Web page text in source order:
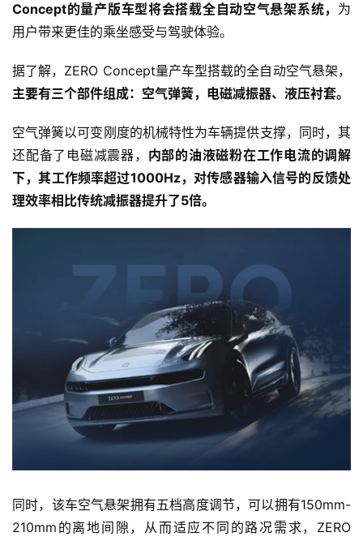
Concept的量产版车型将会搭载全自动空气悬架系统， 为
用户带来更佳的乘坐感受与驾驶体验。
据了解，ZERO Concept量产车型搭载的全自动空气悬架，
主要有三个部件组成：空气弹簧，电磁减振器、液压衬套。
空气弹簧以可变刚度的机械特性为车辆提供支撑，同时，其
还配备了电磁减震器， 内部的油液磁粉在工作电流的调解
下，其工作频率超过1000Hz，对传感器输入信号的反馈处
理效率相比传统减振器提升了5倍。
同时，该车空气悬架拥有五档高度调节，可以拥有150mm-
210mm的离地间隙，从而适应不同的路况需求，ZERO